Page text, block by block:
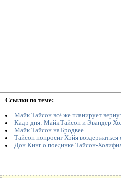
Ссылки по теме:
Майк Тайсон всё же планирует
Кадр дня: Майк Тайсон и Эвандер
Майк Тайсон на Бродвее
Тайсон попросит Хэйя воздержаться
Дон Кинг о поединке Тайсон-